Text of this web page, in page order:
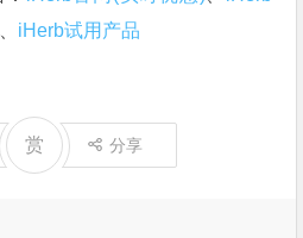
iHerb试用产品
赏 分享